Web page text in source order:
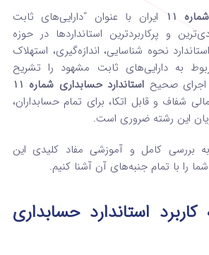
11
ایران با عنوان “دارایی‌های ثابت
و پرکاربردترین استانداردها در حوزه
نحوه شناسایی، اندازه‌گیری، استهلاک
به دارایی‌های ثابت مشهود را تشریح
صحیح استاندارد حسابداری شماره 11
شفاف و قابل اتکا، برای تمام حسابداران،
این رشته ضروری است.
بررسی کامل و آموزشی مفاد کلیدی این
شما را با تمام جنبه‌های آن آشنا کنیم.
استاندارد حسابداری